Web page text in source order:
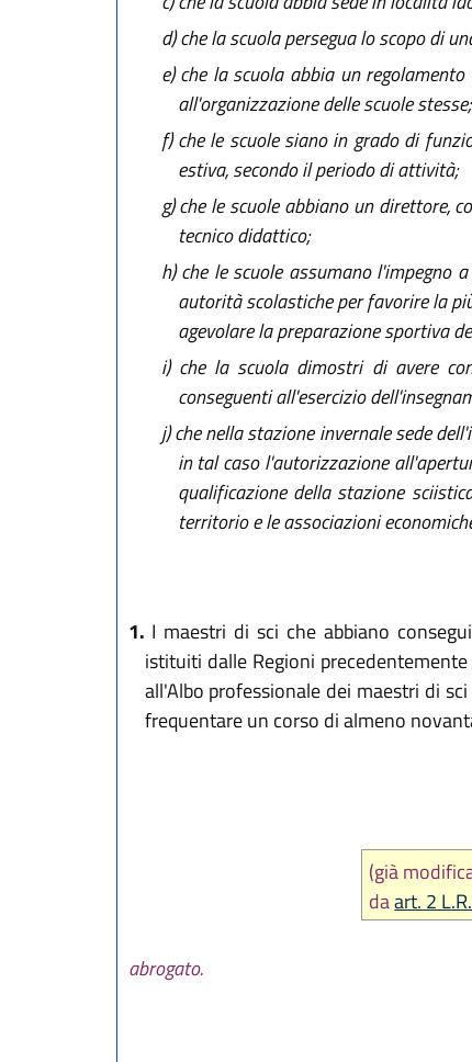
d)che la scuola persegua lo scopo di
e)che la scuola abbia un
all'organizzazione delle scuole stesse;
f)che le scuole siano in grado di
estiva, secondo il periodo di attività;
g)che le scuole abbiano un direttore,
tecnico didattico;
h)che le scuole assumano l'impegno
autorità scolastiche per favorire la
agevolare la preparazione sportiva
i)che la scuola dimostri di avere
conseguenti all'esercizio
j)che nella stazione invernale sede
in tal caso l'autorizzazione
qualificazione della stazione
territorio e le associazioni
1. I maestri di sci che abbiano
istituiti dalle Regioni
all'Albo professionale dei maestri di
frequentare un corso di almeno
(già
daart. 2
abrogato.